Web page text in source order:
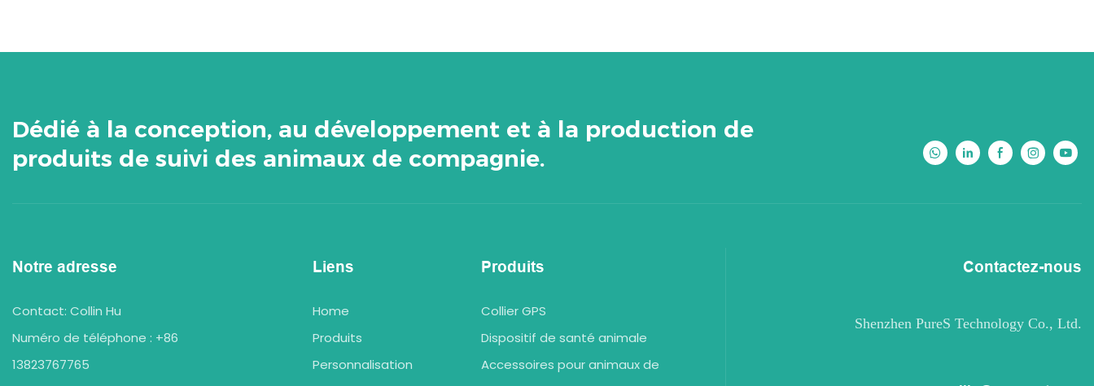
Dédié à la conception, au développement et à la production de
produits de suivi des animaux de compagnie.
Notre adresse
Contact: Collin Hu
Numéro de téléphone : +86
13823767765
Liens
Home
Produits
Personnalisation
Produits
Collier GPS
Dispositif de santé animale
Accessoires pour animaux de
Contactez-nous
Shenzhen PureS Technology Co., Ltd.